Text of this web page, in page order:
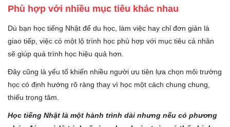
Phù hợp với nhiều mục tiêu khác nhau
Dù bạn học tiếng Nhật để du học, làm việc hay chỉ đơn giản là
giao tiếp, việc có một lộ trình học phù hợp với mục tiêu cá nhân
sẽ giúp quá trình học hiệu quả hơn.
Đây cũng là yếu tố khiến nhiều người ưu tiên lựa chọn môi trường
học có định hướng rõ ràng thay vì học một cách chung chung,
thiếu trọng tâm.
Học tiếng Nhật là một hành trình dài nhưng nếu có phương